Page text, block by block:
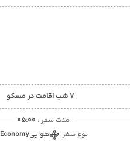
7 شب اقامت در مسکو
مدت سفر : 05:00
نوع سفر :
هواییEconomy